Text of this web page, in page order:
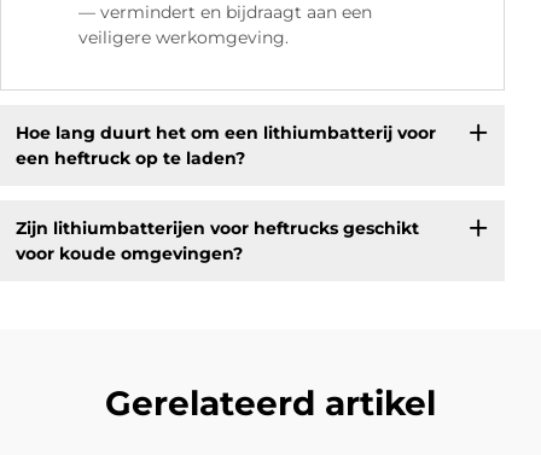
— vermindert en bijdraagt aan een
veiligere werkomgeving.
Hoe lang duurt het om een lithiumbatterij voor
een heftruck op te laden?
Zijn lithiumbatterijen voor heftrucks geschikt
voor koude omgevingen?
Gerelateerd artikel